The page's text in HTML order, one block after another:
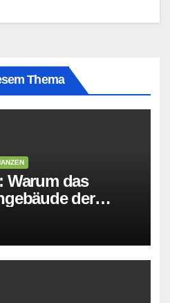
Thema
Warum das
der